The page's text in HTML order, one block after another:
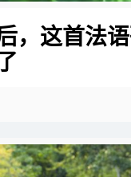
，这首法